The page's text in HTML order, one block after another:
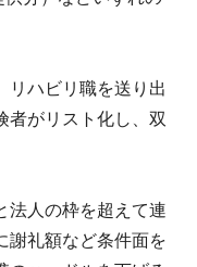
ハビリ職を送り出
者がリスト化し、双
人の枠を超えて連
謝礼額など条件面を